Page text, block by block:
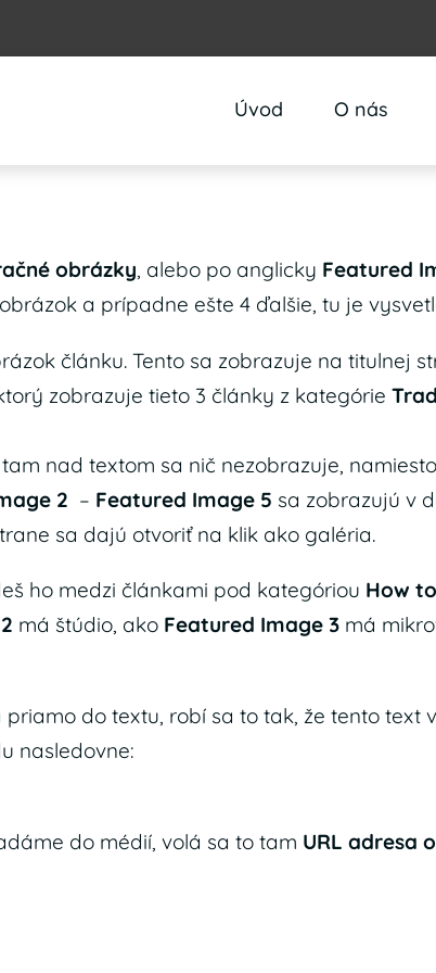
Úvod O nás
obrázky, alebo po anglicky Featured
a prípadne ešte 4 ďalšie, tu je
článku. Tento sa zobrazuje na titulnej
zobrazuje tieto 3 články z kategórie
nad textom sa nič nezobrazuje,
2 – Featured Image 5 sa zobrazujú v
sa dajú otvoriť na klik ako galéria.
ho medzi článkami pod kategóriou How to
má štúdio, ako Featured Image 3 má
do textu, robí sa to tak, že tento
nasledovne:
do médií, volá sa to tam URL adresa